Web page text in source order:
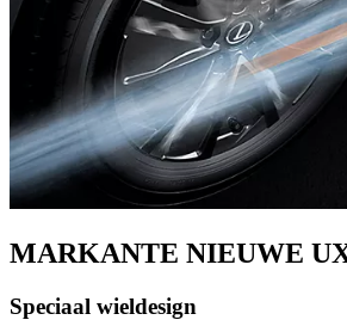
MARKANTE NIEUWE
Speciaal wieldesign